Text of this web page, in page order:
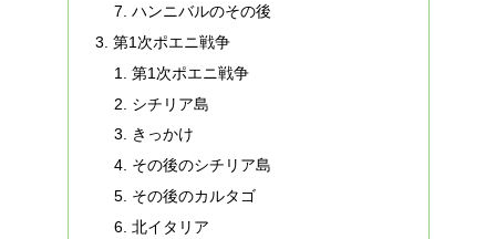
ハンニバルのその後
第1次ポエニ戦争
第1次ポエニ戦争
シチリア島
きっかけ
その後のシチリア島
その後のカルタゴ
北イタリア